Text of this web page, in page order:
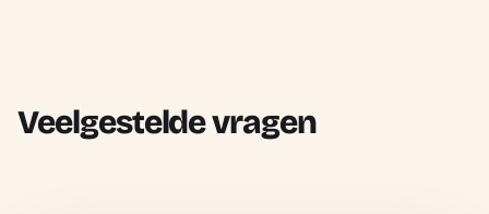
Veelgestelde vragen